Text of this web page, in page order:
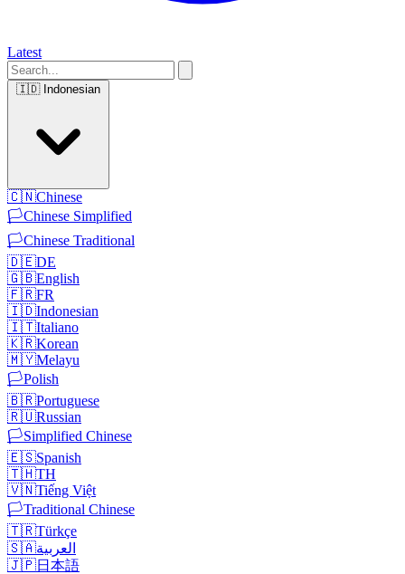
Latest
🇮🇩 Indonesian
🇨🇳Chinese
🏳️Chinese Simplified
🏳️Chinese Traditional
🇩🇪DE
🇬🇧English
🇫🇷FR
🇮🇩Indonesian
🇮🇹Italiano
🇰🇷Korean
🇲🇾Melayu
🏳️Polish
🇧🇷Portuguese
🇷🇺Russian
🏳️Simplified Chinese
🇪🇸Spanish
🇹🇭TH
🇻🇳Tiếng Việt
🏳️Traditional Chinese
🇹🇷Türkçe
🇸🇦العربية
🇯🇵日本語